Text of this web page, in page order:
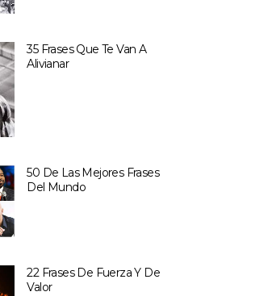
35 Frases Que Te Van A
Alivianar
50 De Las Mejores Frases
Del Mundo
22 Frases De Fuerza Y De
Valor